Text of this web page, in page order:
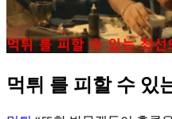
먹튀 를 피할 수 있